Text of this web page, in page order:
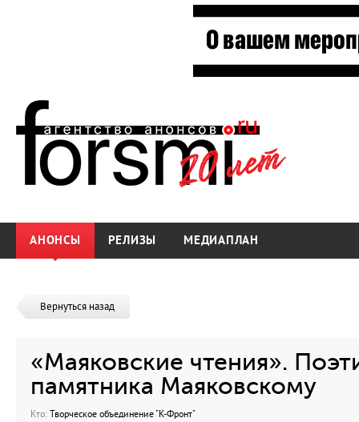
АНОНСЫ РЕЛИЗЫ МЕДИАПЛАН
Вернуться назад
«Маяковские чтения».
памятника Маяковскому
Кто: Творческое объединение "К-Фронт"